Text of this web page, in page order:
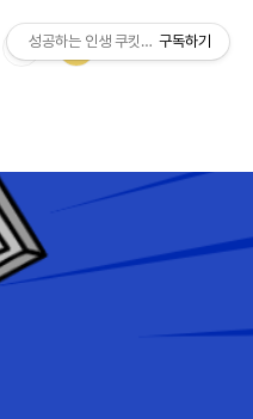
성공하는 인생 쿠킷리스트구독하기